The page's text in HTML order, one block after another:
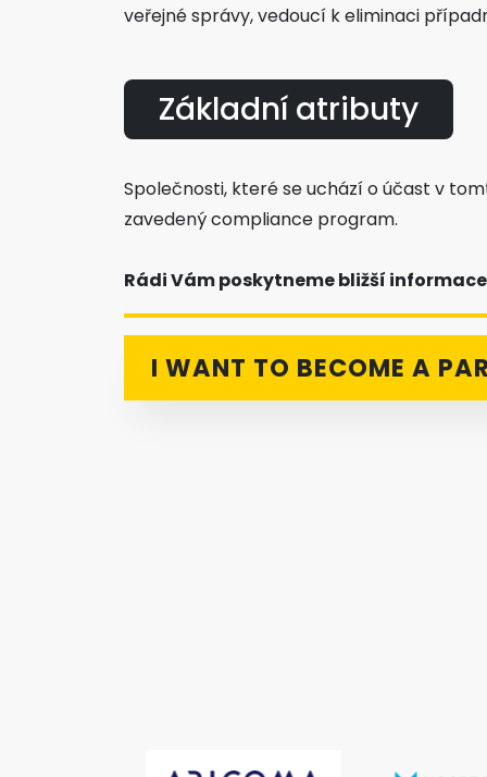
veřejné správy, vedoucí k eliminaci
Základní atributy
Společnosti, které se uchází o účast v
zavedený compliance program.
Rádi Vám poskytneme bližší
I WANT TO BECOME A